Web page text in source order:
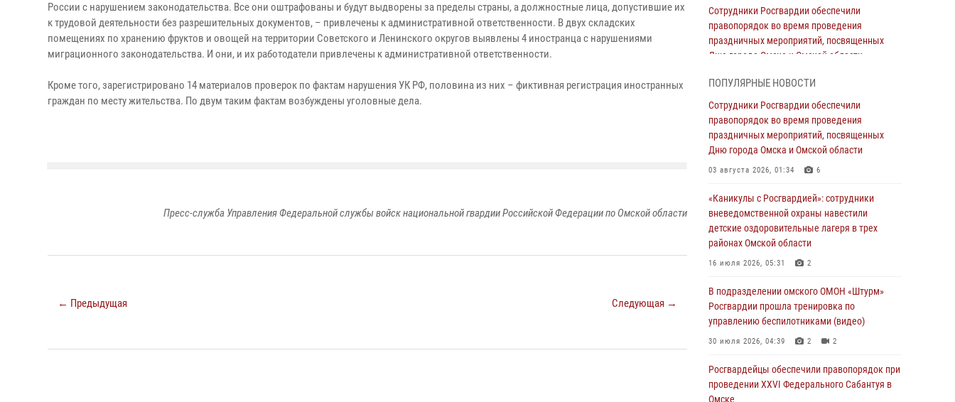
России с нарушением законодательства. Все они оштрафованы и будут выдворены за пределы страны, а должностные лица, допустившие их
к трудовой деятельности без разрешительных документов, – привлечены к административной ответственности. В двух складских
помещениях по хранению фруктов и овощей на территории Советского и Ленинского округов выявлены 4 иностранца с нарушениями
миграционного законодательства. И они, и их работодатели привлечены к административной ответственности.
Кроме того, зарегистрировано 14 материалов проверок по фактам нарушения УК РФ, половина из них – фиктивная регистрация иностранных
граждан по месту жительства. По двум таким фактам возбуждены уголовные дела.
Пресс-служба Управления Федеральной службы войск национальной гвардии Российской Федерации по Омской области
← Предыдущая Следующая →
Сотрудники Росгвардии обеспечили
правопорядок во время проведения
праздничных мероприятий, посвященных
Дню города Омска и Омской области
Всероссийская акция «Каникулы с
Росгвардией» продолжается в Омской
области
31 июля 2026, 09:22 1
Росгвардии прошла тренировка по
управлению беспилотниками (видео)
30 июля 2026, 04:39 2 2
Росгвардия обеспечила безопасность
Победы» в Омске
29 июля 2026, 01:49 2
Росгвардейцы приняли участие в крестном
28 июля 2026, 01:44 6
ПОПУЛЯРНЫЕ НОВОСТИ
Сотрудники Росгвардии обеспечили
правопорядок во время проведения
праздничных мероприятий, посвященных
Дню города Омска и Омской области
03 августа 2026, 01:34 6
«Каникулы с Росгвардией»: сотрудники
вневедомственной охраны навестили
детские оздоровительные лагеря в трех
районах Омской области
16 июля 2026, 05:31 2
В подразделении омского ОМОН «Штурм»
Росгвардии прошла тренировка по
управлению беспилотниками (видео)
30 июля 2026, 04:39 2 2
Росгвардейцы обеcпечили правопорядок при
проведении XXVI Федерального Сабантуя в
Омске